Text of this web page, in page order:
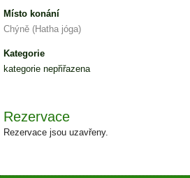
Místo konání
Chýně (Hatha jóga)
Kategorie
kategorie nepřiřazena
Rezervace
Rezervace jsou uzavřeny.